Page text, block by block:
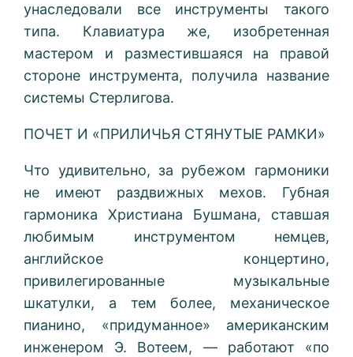
унаследовали все инструменты такого
типа. Клавиатура же, изобретенная
мастером и разместившаяся на правой
стороне инструмента, получила название
системы Стерлигова.
ПОЧЕТ И «ПРИЛИЧЬЯ СТЯНУТЫЕ РАМКИ»
Что удивительно, за рубежом гармоники
не имеют раздвижных мехов. Губная
гармоника Христиана Бушмана, ставшая
любимым инструментом немцев,
английское концертино,
привилегированные музыкальные
шкатулки, а тем более, механическое
пианино, «придуманное» американским
инженером Э. Вотеем, — работают «по